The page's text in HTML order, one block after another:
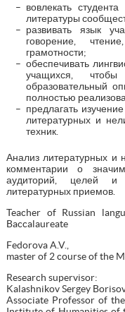
вовлекать
литературы
развивать язык
говорение,
грамотности;
обеспечивать
учащихся,
образовательный
полностью
предлагать
литературных и
техник.
Анализ литературных и
комментарии о
аудиторий, целей и
литературных приемов.
Teacher of Russian
Baccalaureate
Fedorova A.V.,
master of 2 course of the
Research supervisor:
Kalashnikov Sergey
Associate Professor of